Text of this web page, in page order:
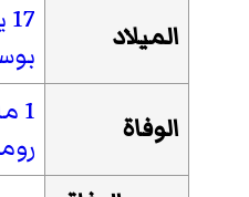
الميلاد
17 يناير
الوفاة
1 مايو